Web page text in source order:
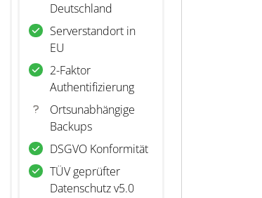
Deutschland
Serverstandort in
EU
2-Faktor
Authentifizierung
Ortsunabhängige
Backups
DSGVO Konformität
TÜV geprüfter
Datenschutz v5.0